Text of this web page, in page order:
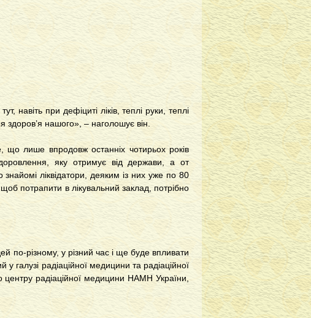
навіть при дефіциті ліків, теплі руки, теплі
здоров’я нашого», – наголошує він.
що лише впродовж останніх чотирьох років
яку отримує від держави, а от
ліквідатори, деяким із них уже по 80
потрапити в лікувальний заклад, потрібно
по-різному, у різний час і ще буде впливати
галузі радіаційної медицини та радіаційної
центру радіаційної медицини НАМН України,